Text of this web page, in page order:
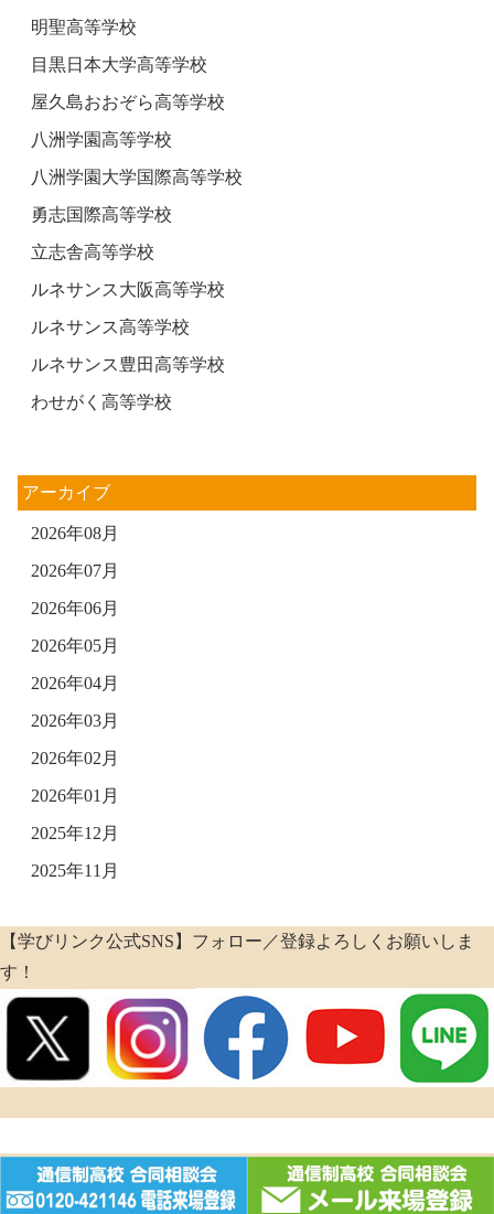
明聖高等学校
目黒日本大学高等学校
屋久島おおぞら高等学校
八洲学園高等学校
八洲学園大学国際高等学校
勇志国際高等学校
立志舎高等学校
ルネサンス大阪高等学校
ルネサンス高等学校
ルネサンス豊田高等学校
わせがく高等学校
アーカイブ
2026年08月
2026年07月
2026年06月
2026年05月
2026年04月
2026年03月
2026年02月
2026年01月
2025年12月
2025年11月
【学びリンク公式SNS】フォロー／登録よろしくお願いしま
す！
Copyright (c) 通信制高校を探すなら「通信制高校があるじゃん!」